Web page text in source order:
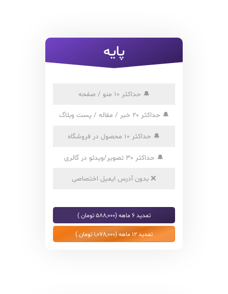
پایه
🔔 حداکثر 10 منو / صفحه
🔔 حداکثر 20 خبر / مقاله / پست وبلاگ
🔔 حداکثر 10 محصول در فروشگاه
🔔 حداکثر 30 تصویر/ویدئو در گالری
❌ بدون آدرس ایمیل اختصاصی
تمدید 6 ماهه (588,000 تومان )
تمدید 12 ماهه (1,078,000 تومان )